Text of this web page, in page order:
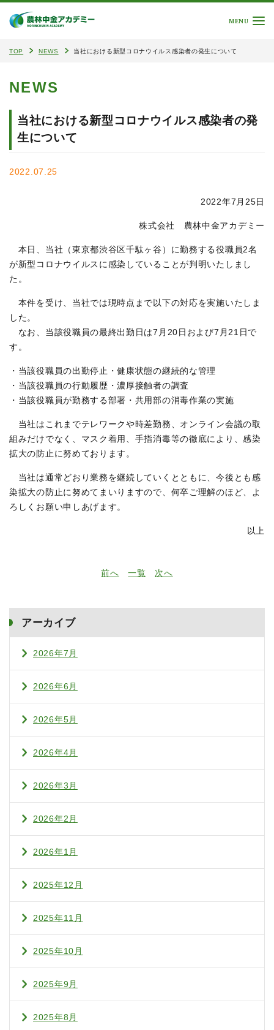
MENU
TOP NEWS 当社における新型コロナウイルス感染者の発生について
NEWS
当社における新型コロナウイルス感染者の発
生について
2022.07.25
2022年7月25日
株式会社 農林中金アカデミー
本日、当社（東京都渋谷区千駄ヶ谷）に勤務する役職員2名
が新型コロナウイルスに感染していることが判明いたしまし
た。
本件を受け、当社では現時点まで以下の対応を実施いたしま
した。
なお、当該役職員の最終出勤日は7月20日および7月21日で
す。
・当該役職員の出勤停止・健康状態の継続的な管理
・当該役職員の行動履歴・濃厚接触者の調査
・当該役職員が勤務する部署・共用部の消毒作業の実施
当社はこれまでテレワークや時差勤務、オンライン会議の取
組みだけでなく、マスク着用、手指消毒等の徹底により、感染
拡大の防止に努めております。
当社は通常どおり業務を継続していくとともに、今後とも感
染拡大の防止に努めてまいりますので、何卒ご理解のほど、よ
ろしくお願い申しあげます。
以上
前へ 一覧 次へ
アーカイブ
2026年7月
2026年6月
2026年5月
2026年4月
2026年3月
2026年2月
2026年1月
2025年12月
2025年11月
2025年10月
2025年9月
2025年8月